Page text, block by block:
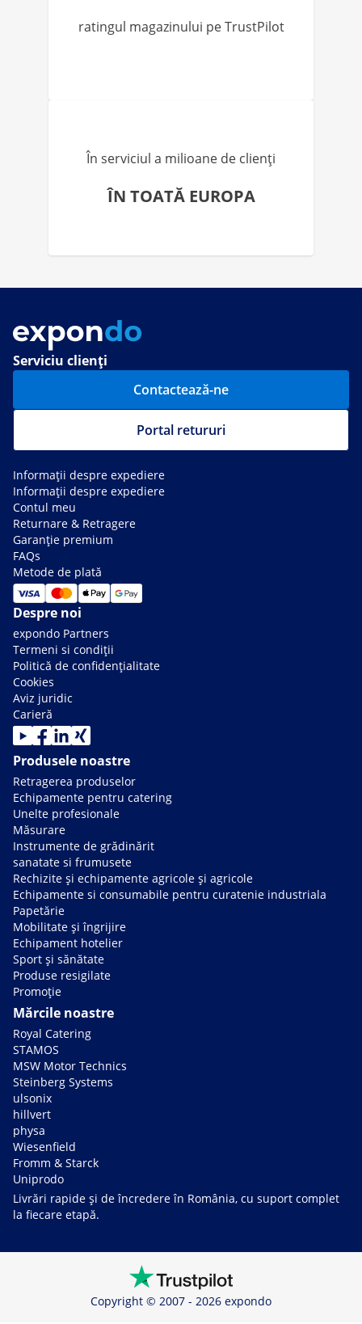
ratingul magazinului pe TrustPilot
În serviciul a milioane de clienți
ÎN TOATĂ EUROPA
Serviciu clienți
Contactează-ne
Portal retururi
Informații despre expediere
Informații despre expediere
Contul meu
Returnare & Retragere
Garanție premium
FAQs
Metode de plată
Despre noi
expondo Partners
Termeni si condiții
Politică de confidențialitate
Cookies
Aviz juridic
Carieră
Produsele noastre
Retragerea produselor
Echipamente pentru catering
Unelte profesionale
Măsurare
Instrumente de grădinărit
sanatate si frumusete
Rechizite și echipamente agricole și agricole
Echipamente si consumabile pentru curatenie industriala
Papetărie
Mobilitate și îngrijire
Echipament hotelier
Sport și sănătate
Produse resigilate
Promoție
Mărcile noastre
Royal Catering
STAMOS
MSW Motor Technics
Steinberg Systems
ulsonix
hillvert
physa
Wiesenfield
Fromm & Starck
Uniprodo
Livrări rapide și de încredere în România, cu suport complet
la fiecare etapă.
Copyright © 2007 - 2026 expondo